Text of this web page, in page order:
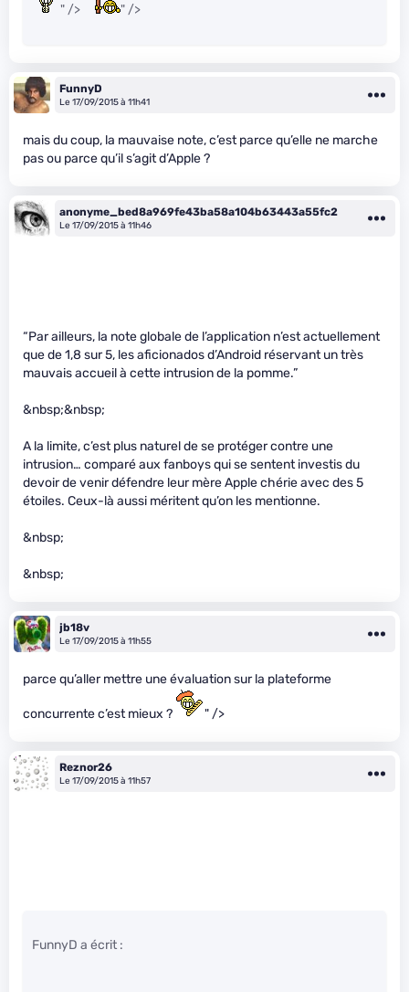
" /> " />
FunnyD
Le 17/09/2015 à 11h41
mais du coup, la mauvaise note, c’est parce qu’elle ne marche
pas ou parce qu’il s’agit d’Apple ?
anonyme_bed8a969fe43ba58a104b63443a55fc2
Le 17/09/2015 à 11h46
“Par ailleurs, la note globale de l’application n’est actuellement
que de 1,8 sur 5, les aficionados d’Android réservant un très
mauvais accueil à cette intrusion de la pomme.”
&nbsp;&nbsp;
A la limite, c’est plus naturel de se protéger contre une
intrusion… comparé aux fanboys qui se sentent investis du
devoir de venir défendre leur mère Apple chérie avec des 5
étoiles. Ceux-là aussi méritent qu’on les mentionne.
&nbsp;
&nbsp;
jb18v
Le 17/09/2015 à 11h55
parce qu’aller mettre une évaluation sur la plateforme
concurrente c’est mieux ? " />
Reznor26
Le 17/09/2015 à 11h57
FunnyD a écrit :